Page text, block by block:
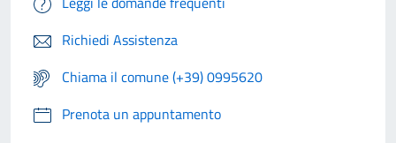
Richiedi Assistenza
Chiama il comune (+39) 0995620
Prenota un appuntamento